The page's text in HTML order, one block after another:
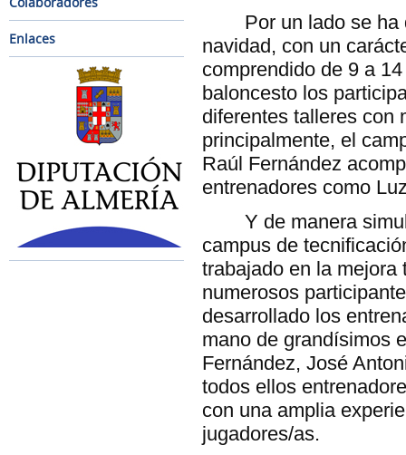
Enlaces
Por un lado se
navidad, con un
comprendido de 9 a
baloncesto los
diferentes talleres con
principalmente, el
Raúl Fernández
entrenadores como
Y de manera
campus de
trabajado en la
numerosos
desarrollado los
mano de grandísimos
Fernández, José
todos ellos
con una amplia
jugadores/as.